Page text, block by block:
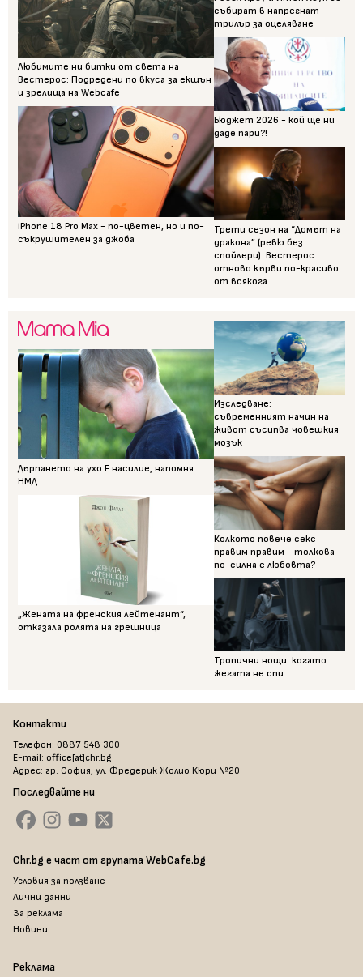
Любимите ни битки от света на
Вестерос: Подредени по вкуса за екшън
и зрелища на Webcafe
iPhone 18 Pro Max - по-цветен, но и по-
съкрушителен за джоба
събират в напрегнат
трилър за оцеляване
Бюджет 2026 - кой ще ни
даде пари?!
Трети сезон на “Домът на
дракона” (ревю без
спойлери): Вестерос
отново кърви по-красиво
от всякога
Дърпането на ухо Е насилие, напомня
НМД
„Жената на френския лейтенант“,
отказала ролята на грешница
Изследване:
съвременният начин на
живот съсипва човешкия
мозък
Колкото повече секс
правим правим - толкова
по-силна е любовта?
Тропични нощи: когато
жегата не спи
Контакти
Телефон: 0887 548 300
E-mail: office[at]chr.bg
Адрес: гр. София, ул. Фредерик Жолио Кюри №20
Последвайте ни
Chr.bg е част от групата WebCafe.bg
Условия за ползване
Лични данни
За реклама
Новини
Реклама